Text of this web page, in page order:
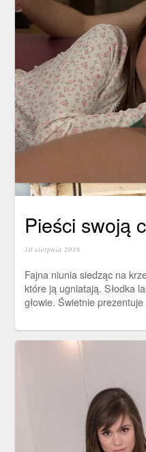
Pieści swoją
10 sierpnia 2016
Fajna niunia siedząc na
które ją ugniatają. Słodka
głowie. Świetnie prezentuje